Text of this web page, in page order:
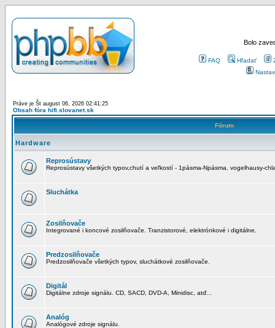
Bolo
FAQ Hľadať
Práve je Št august 06, 2026 02:41:25
Obsah fóra hifi.slovanet.sk
Fórum
Hardware
Reprosústavy
Reprosústavy všetkých typov,chutí a veľkostí - 1pásma-Npásma, vogelhausy-
Sluchátka
Zosilňovače
Integrované i koncové zosilňovače. Tranzistorové, elektrónkové i digitálne.
Predzosilňovače
Predzosilňovače všetkých typov, sluchátkové zosilňovače.
Digitál
Digitálne zdroje signálu. CD, SACD, DVD-A, Minidisc, atď...
Analóg
Analógové zdroje signálu.